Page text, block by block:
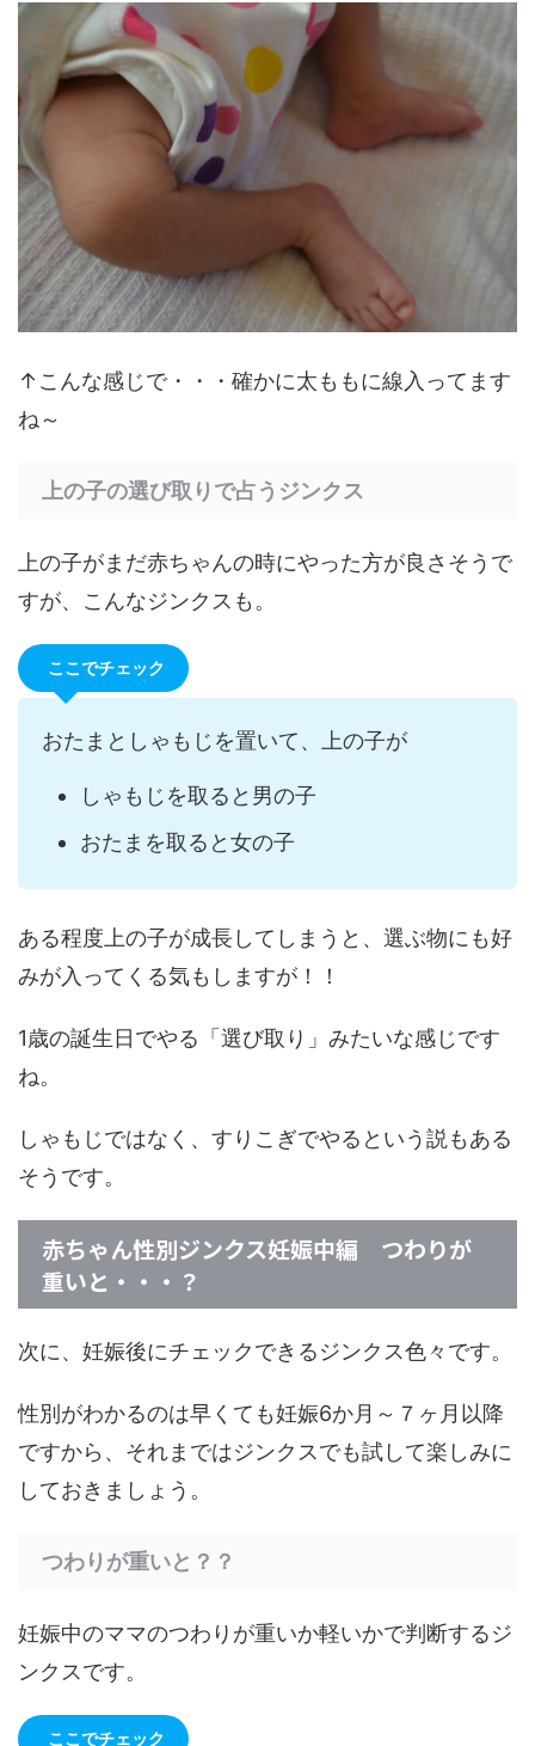
↑こんな感じで・・・確かに太ももに線入ってます
ね～
上の子の選び取りで占うジンクス
上の子がまだ赤ちゃんの時にやった方が良さそうで
すが、こんなジンクスも。
ここでチェック
おたまとしゃもじを置いて、上の子が
しゃもじを取ると男の子
おたまを取ると女の子
ある程度上の子が成長してしまうと、選ぶ物にも好
みが入ってくる気もしますが！！
1歳の誕生日でやる「選び取り」みたいな感じです
ね。
しゃもじではなく、すりこぎでやるという説もある
そうです。
赤ちゃん性別ジンクス妊娠中編 つわりが
重いと・・・？
次に、妊娠後にチェックできるジンクス色々です。
性別がわかるのは早くても妊娠6か月～７ヶ月以降
ですから、それまではジンクスでも試して楽しみに
しておきましょう。
つわりが重いと？？
妊娠中のママのつわりが重いか軽いかで判断するジ
ンクスです。
ここでチェック